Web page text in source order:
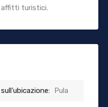
turistici.
Pula